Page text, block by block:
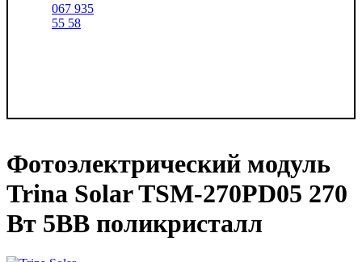
067 935
55 58
Фотоэлектрический модуль
Trina Solar TSM-270PD05 270
Вт 5BB поликристалл